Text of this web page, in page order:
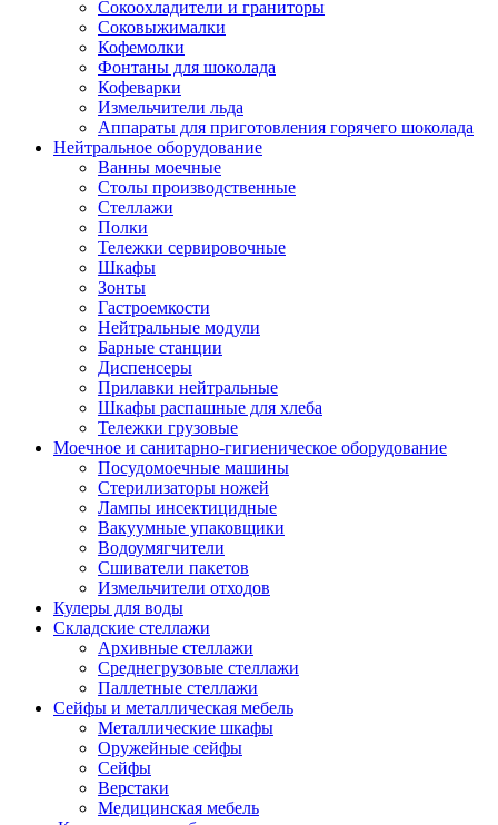
Сокоохладители и граниторы
Соковыжималки
Кофемолки
Фонтаны для шоколада
Кофеварки
Измельчители льда
Аппараты для приготовления горячего шоколада
Нейтральное оборудование
Ванны моечные
Столы производственные
Стеллажи
Полки
Тележки сервировочные
Шкафы
Зонты
Гастроемкости
Нейтральные модули
Барные станции
Диспенсеры
Прилавки нейтральные
Шкафы распашные для хлеба
Тележки грузовые
Моечное и санитарно-гигиеническое оборудование
Посудомоечные машины
Стерилизаторы ножей
Лампы инсектицидные
Вакуумные упаковщики
Водоумягчители
Сшиватели пакетов
Измельчители отходов
Кулеры для воды
Складские стеллажи
Архивные стеллажи
Среднегрузовые стеллажи
Паллетные стеллажи
Сейфы и металлическая мебель
Металлические шкафы
Оружейные сейфы
Сейфы
Верстаки
Медицинская мебель